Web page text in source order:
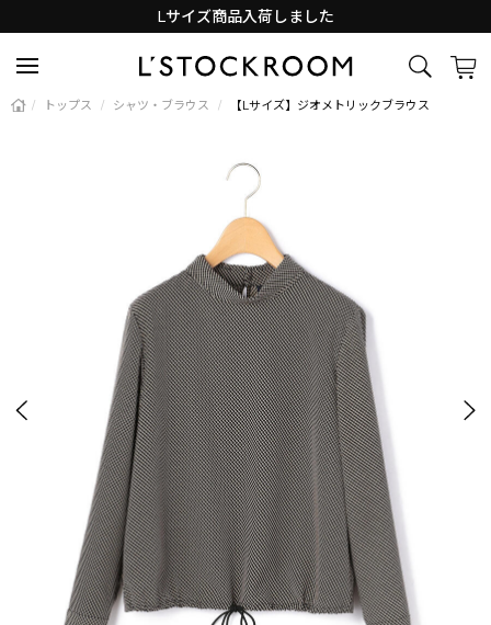
Lサイズ商品入荷しました
/ トップス / シャツ・ブラウス / 【Lサイズ】ジオメトリックブラウス